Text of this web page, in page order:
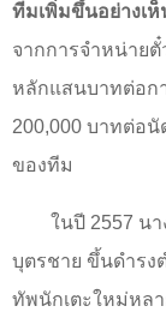
ทีมเพิ่มขึ้นอย่างเ
จากการจำหน่าย
หลักแสนบาทต่อก
200,000 บาทต่อนั
ของทีม
ในปี 2557 นา
บุตรชาย ขึ้นดำรง
ทัพนักเตะใหม่หล